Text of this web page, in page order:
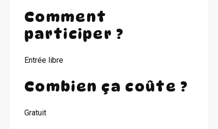
Comment
participer ?
Entrée libre
Combien ça coûte ?
Gratuit